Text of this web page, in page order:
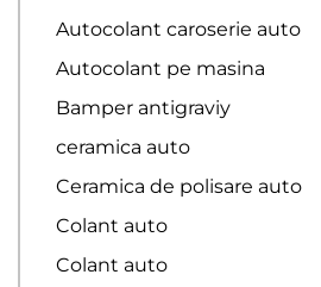
Autocolant caroserie auto
Autocolant pe masina
Bamper antigraviy
ceramica auto
Ceramica de polisare auto
Colant auto
Colant auto